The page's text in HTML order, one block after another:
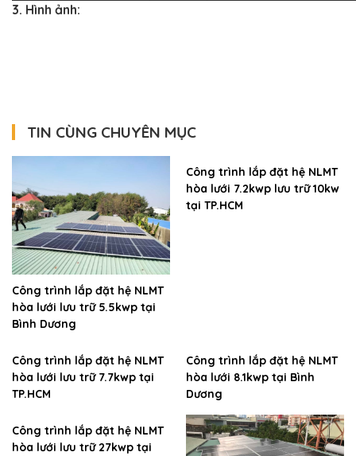
3. Hình ảnh:
TIN CÙNG CHUYÊN MỤC
Công trình lắp đặt hệ NLMT
hòa lưới lưu trữ 5.5kwp tại
Bình Dương
Công trình lắp đặt hệ NLMT
hòa lưới 7.2kwp lưu trữ 10kw
tại TP.HCM
Công trình lắp đặt hệ NLMT
hòa lưới lưu trữ 7.7kwp tại
TP.HCM
Công trình lắp đặt hệ NLMT
hòa lưới 8.1kwp tại Bình
Dương
Công trình lắp đặt hệ NLMT
hòa lưới lưu trữ 27kwp tại